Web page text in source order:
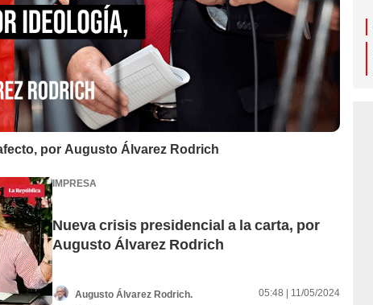
por Augusto Álvarez Rodrich
IMPRESA
Nueva crisis presidencial a la carta, por
Augusto Álvarez Rodrich
Augusto Álvarez Rodrich.
05:48 | 11/05/2024